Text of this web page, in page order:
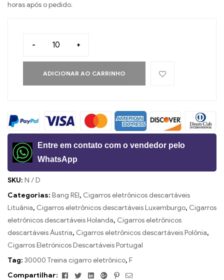
horas após o pedido.
- +
ADICIONAR AO CARRINHO
Entre em contato com o vendedor pelo
WhatsApp
SKU: N / D
Categorias: Bang REI, Cigarros eletrônicos descartáveis ​​
Lituânia, Cigarros eletrônicos descartáveis ​​Luxemburgo, Cigarros
eletrônicos descartáveis ​​Holanda, Cigarros eletrônicos
descartáveis ​​Áustria, Cigarros eletrônicos descartáveis ​​Polônia,
Cigarros Eletrónicos Descartáveis ​​Portugal
Tag: 30000 Treina cigarro eletrônico, F
Compartilhar:
FacebookTwitterLinkedinGoogle+Pinterest
E-